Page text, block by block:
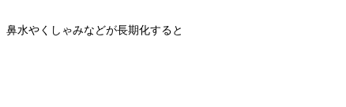
鼻水やくしゃみなどが長期化すると